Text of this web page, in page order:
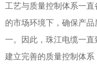
工艺与质量控制体系一
的市场环境下，确保产
一。因此，珠江电缆一
建立完善的质量控制体系